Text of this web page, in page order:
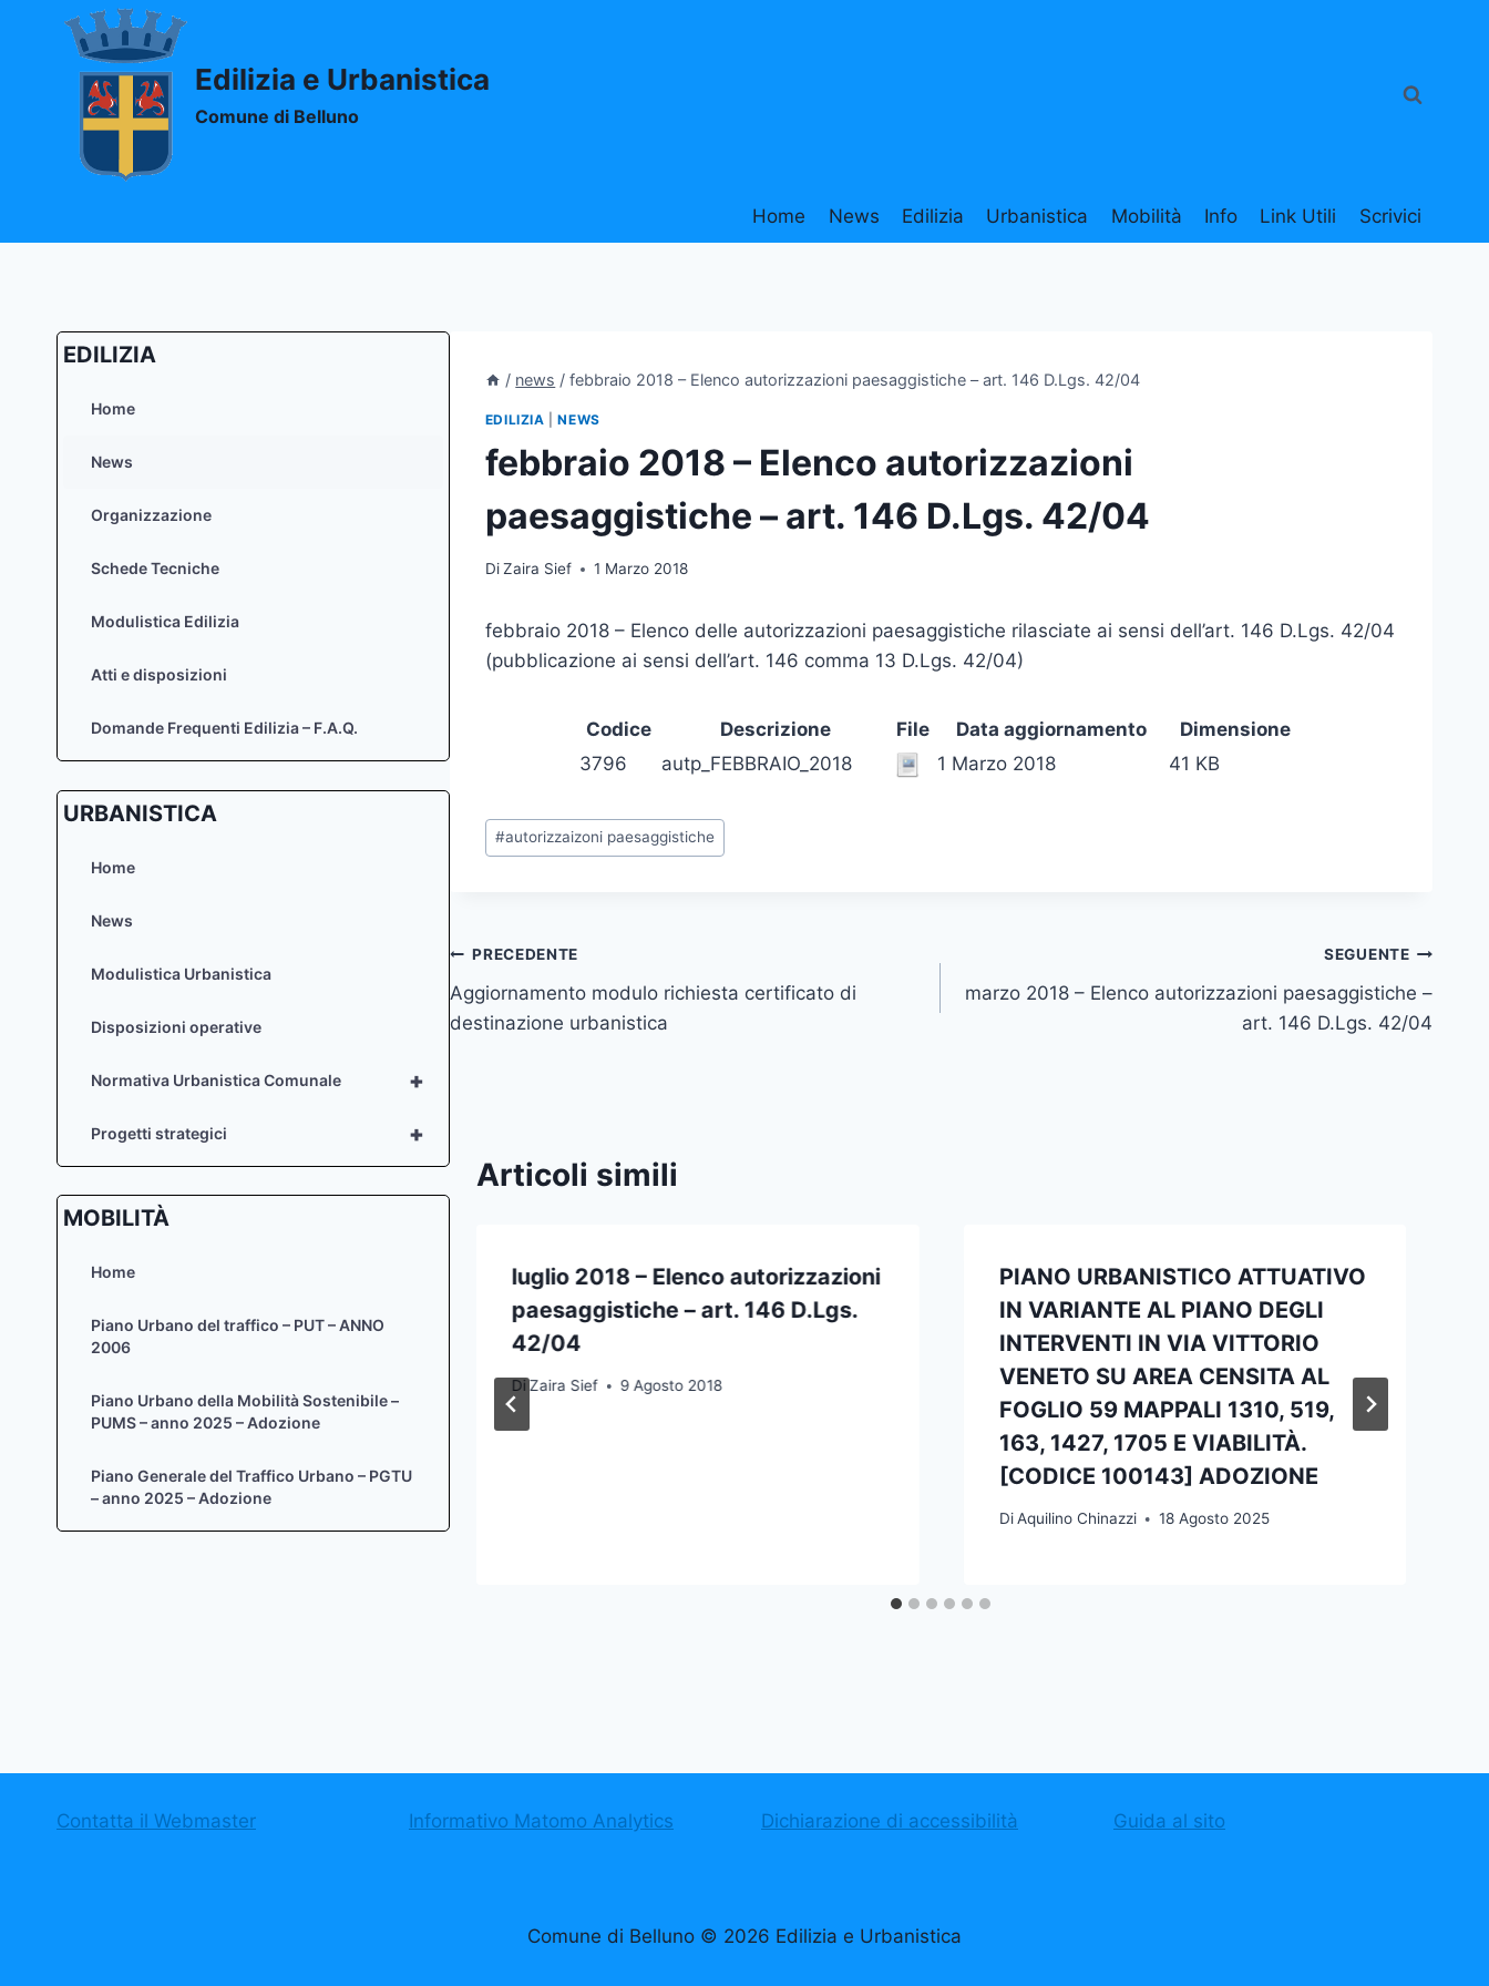
contenuto
Edilizia e Urbanistica
Comune di Belluno
Home News Edilizia Urbanistica Mobilità Info Link Utili Scrivici
/ news / febbraio 2018 – Elenco autorizzazioni paesaggistiche – art. 146 D.Lgs. 42/04
EDILIZIA |NEWS
febbraio 2018 – Elenco autorizzazioni
paesaggistiche – art. 146 D.Lgs. 42/04
DiZaira Sief 1 Marzo 2018
febbraio 2018 – Elenco delle autorizzazioni paesaggistiche rilasciate ai sensi dell’art. 146 D.Lgs. 42/04
(pubblicazione ai sensi dell’art. 146 comma 13 D.Lgs. 42/04)
Codice Descrizione File Data aggiornamento
Dimensione
3796
autp_FEBBRAIO_2018 1 Marzo 2018 41 KB
Tag
articolo:
#autorizzaizoni paesaggistiche
Navigazione
articoli
PRECEDENTE
Aggiornamento modulo richiesta certificato di
destinazione urbanistica
SEGUENTE
marzo 2018 – Elenco autorizzazioni paesaggistiche –
art. 146 D.Lgs. 42/04
Articoli simili
dicembre 2019 – Elenco
art. 146 D.Lgs. 42/04
luglio 2018 – Elenco autorizzazioni
paesaggistiche – art. 146 D.Lgs.
42/04
Di Zaira Sief 9 Agosto 2018
PIANO URBANISTICO ATTUATIVO
IN VARIANTE AL PIANO DEGLI
INTERVENTI IN VIA VITTORIO
VENETO SU AREA CENSITA AL
FOGLIO 59 MAPPALI 1310, 519,
163, 1427, 1705 E VIABILITÀ.
[CODICE 100143] ADOZIONE
Di Aquilino Chinazzi 18 Agosto 2025
EDILIZIA
Home
News
Organizzazione
Schede Tecniche
Modulistica Edilizia
Atti e disposizioni
Domande Frequenti Edilizia – F.A.Q.
URBANISTICA
Home
News
Modulistica Urbanistica
Disposizioni operative
+
Normativa Urbanistica Comunale
+
Progetti strategici
MOBILITÀ
Home
Piano Urbano del traffico – PUT – ANNO
2006
Piano Urbano della Mobilità Sostenibile –
PUMS – anno 2025 – Adozione
Piano Generale del Traffico Urbano – PGTU
– anno 2025 – Adozione
Contatta il Webmaster Informativo Matomo Analytics Dichiarazione di accessibilità Guida al sito
Comune di Belluno © 2026 Edilizia e Urbanistica